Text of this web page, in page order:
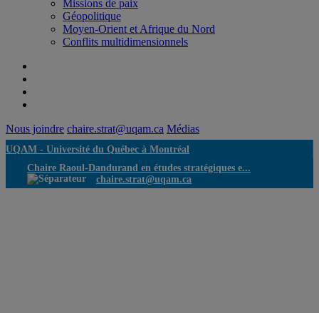
Missions de paix
Géopolitique
Moyen-Orient et Afrique du Nord
Conflits multidimensionnels
Nous joindre chaire.strat@uqam.ca Médias
UQAM - Université du Québec à Montréal
Chaire Raoul-Dandurand en études stratégiques e...
chaire.strat@uqam.ca